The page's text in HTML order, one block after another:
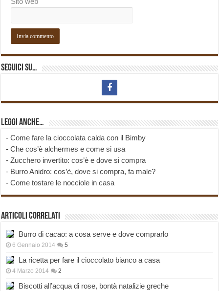
Seguici su…
Leggi anche…
-Come fare la cioccolata calda con il Bimby
-Che cos’è alchermes e come si usa
-Zucchero invertito: cos’è e dove si compra
- Burro Anidro: cos’è, dove si compra, fa male?
-Come tostare le nocciole in casa
Articoli correlati
Burro di cacao: a cosa serve e dove comprarlo
6 Gennaio 2014 5
La ricetta per fare il cioccolato bianco a casa
4 Marzo 2014 2
Biscotti all’acqua di rose, bontà natalizie greche